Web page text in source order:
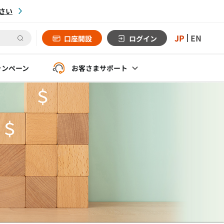
い
口座開設 ログイン JP EN
ペーン お客さまサポート